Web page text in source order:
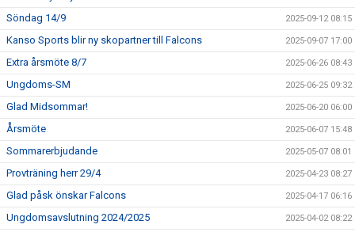
Söndag 14/9 2025-09-12 08:15
Kanso Sports blir ny skopartner till Falcons 2025-09-07 17:00
Extra årsmöte 8/7 2025-06-26 08:43
Ungdoms-SM 2025-06-25 09:32
Glad Midsommar! 2025-06-20 06:00
Årsmöte 2025-06-07 15:48
Sommarerbjudande 2025-05-07 08:01
Provträning herr 29/4 2025-04-23 08:27
Glad påsk önskar Falcons 2025-04-17 06:16
Ungdomsavslutning 2024/2025 2025-04-02 08:22